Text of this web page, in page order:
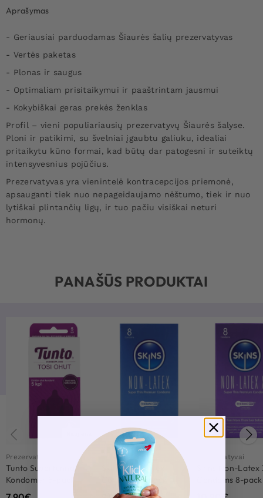
Aprašymas
- Geriausiai parduodamas Šiaurės šalių prezervatyvas
- Vertės paketas
- Plonas ir saugus
- Optimaliam prisitaikymui ir paaštrintam jausmui
- Kokybiškai geras prekės ženklas
Profil – vieni populiariausių prezervatyvų Šiaurės šalyse.
Ploni ir patikimi, su švelniai įgaubtu galiuku, idealiai
pritaikytu kūno formai, kad būtų dar patogesni ir suteiktų
intensyvesnius pojūčius.
Prezervatyvas yra vienintelė kontracepcijos priemonė,
apsauganti tiek nuo nepageidaujamo nėštumo, tiek ir nuo
lytiškai plintančių ligų, ir tuo pačiu visiškai neturi
hormonų.
PANAŠŪS PRODUKTAI
Prezervatyvai
Tunto Supertunna
Kondomer 5-pack
Prezervatyvai
Skins Non-Latex
Condoms 8-pack
Prezervatyvai
Skins Non-Latex
Condoms 8-pack